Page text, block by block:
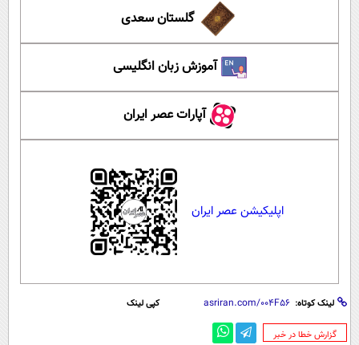
گلستان سعدی
آموزش زبان انگلیسی
آپارات عصر ایران
اپلیکیشن عصر ایران
لینک کوتاه: کپی لینک
‌گزارش خطا در خبر